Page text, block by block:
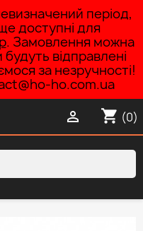
період,
доступні для
. Замовлення можна
відправлені
за незручності!
ho.com.ua
shopping_cart (0)
